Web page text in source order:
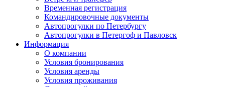
Временная регистрация
Командировочные документы
Автопрогулки по Петербургу
Автопрогулки в Петергоф и Павловск
Информация
О компании
Условия бронирования
Условия аренды
Условия проживания